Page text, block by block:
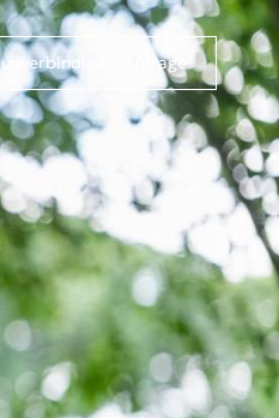
unverbindliche Anfrage